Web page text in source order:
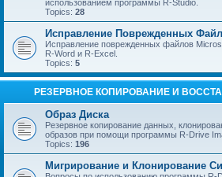
использованием программы R-Studio.
Topics: 28
Исправление Поврежденных
Исправление поврежденных файлов
R-Word и R-Excel.
Topics: 5
РЕЗЕРВНОЕ КОПИРОВАНИЕ И
Образ Диска
Резервное копирование данных,
образов при помощи программы R-Drive
Topics: 196
Мигрирование и Клонирование